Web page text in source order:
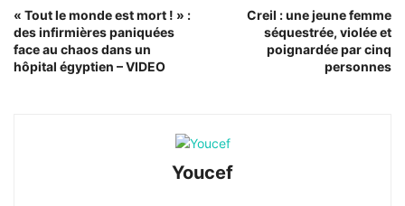
« Tout le monde est mort ! » :
des infirmières paniquées
face au chaos dans un
hôpital égyptien – VIDEO
Creil : une jeune femme
séquestrée, violée et
poignardée par cinq
personnes
Youcef